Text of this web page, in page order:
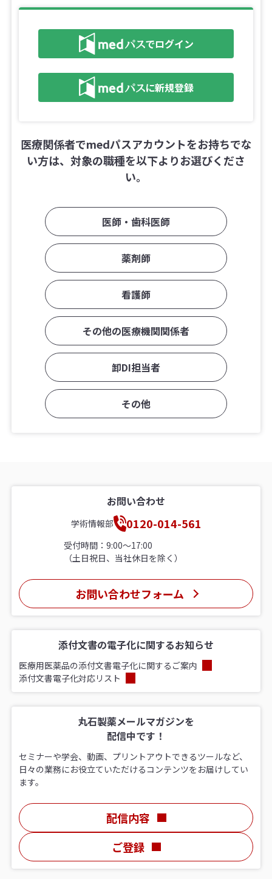
でログイン
に新規登録
医療関係者でmedパスアカウントをお持ちでな
い方は、対象の職種を以下よりお選びくださ
い。
医師・歯科医師
薬剤師
看護師
その他の医療機関関係者
卸DI担当者
その他
お問い合わせ
学術情報部 0120-014-561
受付時間：9:00〜17:00
（土日祝日、当社休日を除く）
お問い合わせフォーム
添付文書の電子化に関するお知らせ
医療用医薬品の添付文書電子化に関するご案内
添付文書電子化対応リスト
丸石製薬メールマガジンを
配信中です！
セミナーや学会、動画、プリントアウトできるツールなど、
日々の業務にお役立ていただけるコンテンツをお届けしてい
ます。
配信内容
ご登録